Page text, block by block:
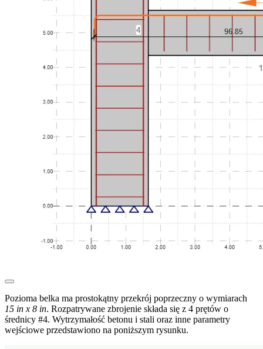
Pozioma belka ma prostokątny przekrój poprzeczny o wymiarach
15 in x 8 in. Rozpatrywane zbrojenie składa się z 4 prętów o
średnicy #4. Wytrzymałość betonu i stali oraz inne parametry
wejściowe przedstawiono na poniższym rysunku.